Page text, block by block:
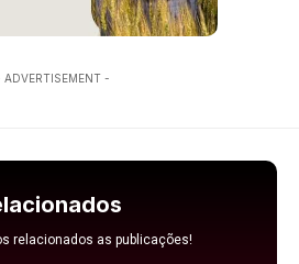
ADVERTISEMENT -
relacionados as publicações!